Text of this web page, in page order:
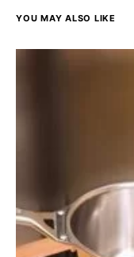
YOU MAY ALSO LIKE